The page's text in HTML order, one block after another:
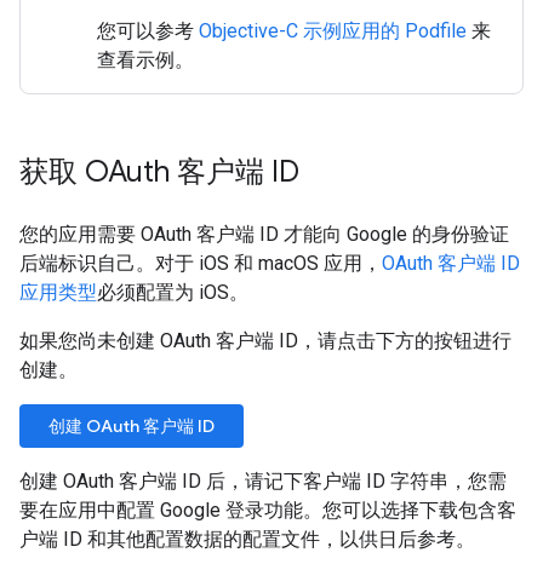
您可以参考 Objective-C 示例应用的 Podfile 来
查看示例。
获取 OAuth 客户端 ID
您的应用需要 OAuth 客户端 ID 才能向 Google 的身份验证
后端标识自己。对于 iOS 和 macOS 应用， OAuth 客户端 ID
应用类型必须配置为 iOS。
如果您尚未创建 OAuth 客户端 ID，请点击下方的按钮进行
创建。
创建 OAuth 客户端 ID
创建 OAuth 客户端 ID 后，请记下客户端 ID 字符串，您需
要在应用中配置 Google 登录功能。您可以选择下载包含客
户端 ID 和其他配置数据的配置文件，以供日后参考。